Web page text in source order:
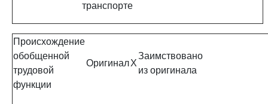
транспорте
Происхождение
обобщенной
трудовой
функции
ОригиналX
Заимствовано
из оригинала